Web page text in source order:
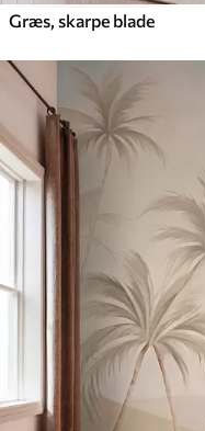
Græs, skarpe blade